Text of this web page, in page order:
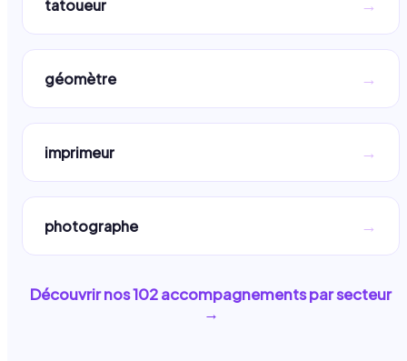
tatoueur →
géomètre →
imprimeur →
photographe →
Découvrir nos102accompagnements par secteur
→